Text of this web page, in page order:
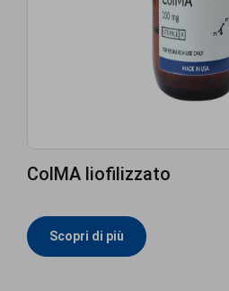
ColMA liofilizzato
Scopri di più